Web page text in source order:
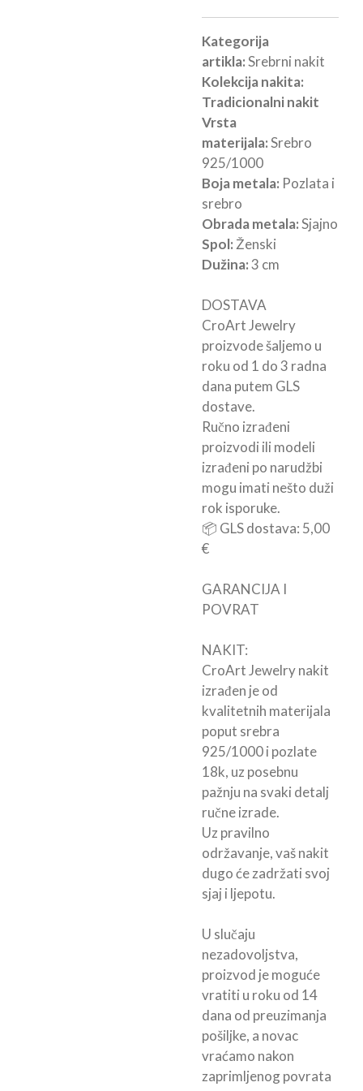
Kategorija
artikla:Srebrni nakit
Kolekcija nakita:
Tradicionalni nakit
Vrsta
materijala:Srebro
925/1000
Boja metala: Pozlata i
srebro
Obrada metala:Sjajno
Spol: Ženski
Dužina:3 cm
DOSTAVA
CroArt Jewelry
proizvode šaljemo u
roku od 1 do 3 radna
dana putem GLS
dostave.
Ručno izrađeni
proizvodi ili modeli
izrađeni po narudžbi
mogu imati nešto duži
rok isporuke.
📦 GLS dostava: 5,00
€
GARANCIJA I
POVRAT
NAKIT:
CroArt Jewelry nakit
izrađen je od
kvalitetnih materijala
poput srebra
925/1000 i pozlate
18k, uz posebnu
pažnju na svaki detalj
ručne izrade.
Uz pravilno
održavanje, vaš nakit
dugo će zadržati svoj
sjaj i ljepotu.
U slučaju
nezadovoljstva,
proizvod je moguće
vratiti u roku od 14
dana od preuzimanja
pošiljke, a novac
vraćamo nakon
zaprimljenog povrata